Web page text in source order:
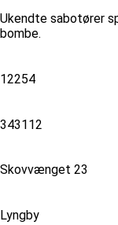
Ukendte sabotører
bombe.
12254
343112
Skovvænget 23
Lyngby